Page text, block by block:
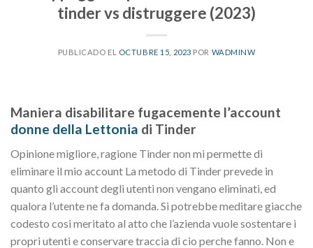
tinder vs distruggere (2023)
PUBLICADO EL OCTUBRE 15, 2023 POR WADMINW
Maniera disabilitare fugacemente l’account
donne della Lettonia di Tinder
Opinione migliore, ragione Tinder non mi permette di
eliminare il mio account La metodo di Tinder prevede in
quanto gli account degli utenti non vengano eliminati, ed
qualora l’utente ne fa domanda. Si potrebbe meditare giacche
codesto cosi meritato al atto che l’azienda vuole sostentare i
propri utenti e conservare traccia di cio perche fanno. Non e